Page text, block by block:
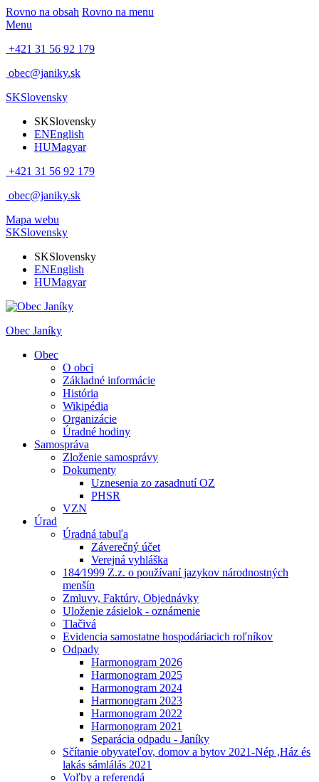
Rovno na obsah Rovno na menu
Menu
+421 31 56 92 179
obec@janiky.sk
SKSlovensky
SKSlovensky
ENEnglish
HUMagyar
+421 31 56 92 179
obec@janiky.sk
Mapa webu
SKSlovensky
SKSlovensky
ENEnglish
HUMagyar
Obec Janíky
Obec
O obci
Základné informácie
História
Wikipédia
Organizácie
Úradné hodiny
Samospráva
Zloženie samosprávy
Dokumenty
Uznesenia zo zasadnutí OZ
PHSR
VZN
Úrad
Úradná tabuľa
Záverečný účet
Verejná vyhláška
184⁄1999 Z.z. o používaní jazykov národnostných
menšín
Zmluvy, Faktúry, Objednávky
Uloženie zásielok - oznámenie
Tlačivá
Evidencia samostatne hospodáriacich roľníkov
Odpady
Harmonogram 2026
Harmonogram 2025
Harmonogram 2024
Harmonogram 2023
Harmonogram 2022
Harmonogram 2021
Separácia odpadu - Janíky
Sčítanie obyvateľov, domov a bytov 2021-Nép ,Ház és
lakás sámlálás 2021
Voľby a referendá